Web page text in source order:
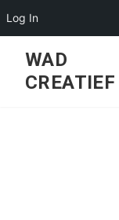
Log In
content
WAD
CREATIEF